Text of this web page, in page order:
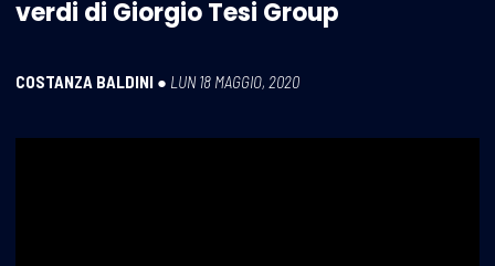
verdi di Giorgio Tesi Group
COSTANZA BALDINI ● LUN 18 MAGGIO, 2020